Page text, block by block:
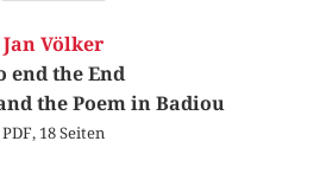
Jan Völker
end the End
the Poem in Badiou
PDF, 18 Seiten